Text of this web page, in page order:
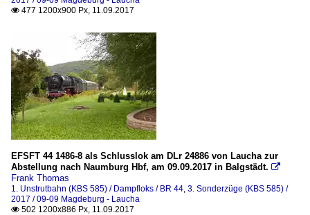
 477 1200x900 Px, 11.09.2017
EFSFT 44 1486-8 als Schlusslok am DLr 24886 von Laucha zur
Abstellung nach Naumburg Hbf, am 09.09.2017 in Balgstädt. 
Frank Thomas
1. Unstrutbahn (KBS 585) / Dampfloks / BR 44, 3. Sonderzüge (KBS 585) /
2017 / 09-09 Magdeburg - Laucha
 502 1200x886 Px, 11.09.2017